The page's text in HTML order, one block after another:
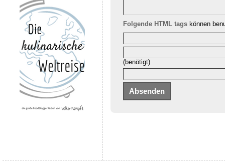
Folgende HTML tagskönnen
(benötigt)